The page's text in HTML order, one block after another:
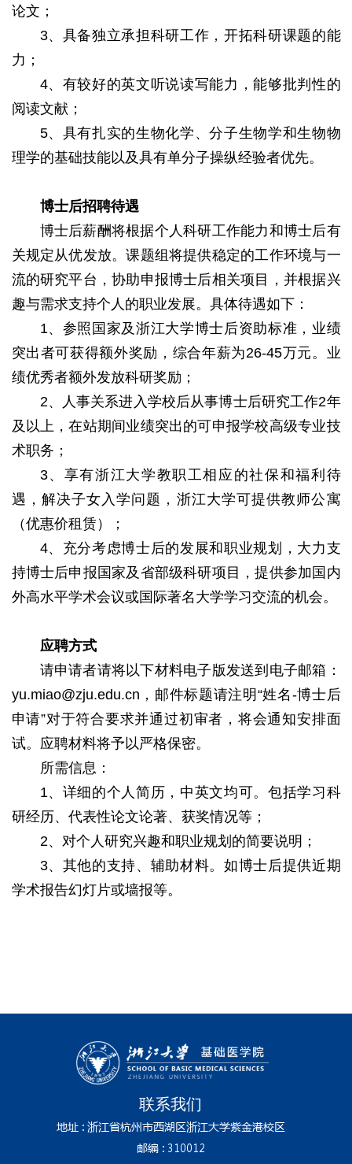
论文；
3、具备独立承担科研工作，开拓科研课题的能
力；
4、有较好的英文听说读写能力，能够批判性的
阅读文献；
5、具有扎实的生物化学、分子生物学和生物物
理学的基础技能以及具有单分子操纵经验者优先。
博士后招聘待遇
博士后薪酬将根据个人科研工作能力和博士后有
关规定从优发放。课题组将提供稳定的工作环境与一
流的研究平台，协助申报博士后相关项目，并根据兴
趣与需求支持个人的职业发展。具体待遇如下：
1、参照国家及浙江大学博士后资助标准，业绩
突出者可获得额外奖励，综合年薪为26-45万元。业
绩优秀者额外发放科研奖励；
2、人事关系进入学校后从事博士后研究工作2年
及以上，在站期间业绩突出的可申报学校高级专业技
术职务；
3、享有浙江大学教职工相应的社保和福利待
遇，解决子女入学问题，浙江大学可提供教师公寓
（优惠价租赁）；
4、充分考虑博士后的发展和职业规划，大力支
持博士后申报国家及省部级科研项目，提供参加国内
外高水平学术会议或国际著名大学学习交流的机会。
应聘方式
请申请者请将以下材料电子版发送到电子邮箱：
yu.miao@zju.edu.cn，邮件标题请注明“姓名-博士后
申请”对于符合要求并通过初审者，将会通知安排面
试。应聘材料将予以严格保密。
所需信息：
1、详细的个人简历，中英文均可。包括学习科
研经历、代表性论文论著、获奖情况等；
2、对个人研究兴趣和职业规划的简要说明；
3、其他的支持、辅助材料。如博士后提供近期
学术报告幻灯片或墙报等。
联系我们
地址 : 浙江省杭州市西湖区浙江大学紫金港校区
邮编 : 310012